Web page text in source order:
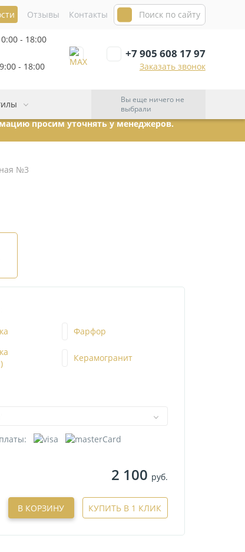
Отзывы Контакты
- 18:00
- 18:00
+7 905 608 17 97
Заказать звонок
Вы еще ничего не
выбрали
просим уточнять у менеджеров.
№3
Фарфор
Керамогранит
2 100 руб.
В КОРЗИНУ КУПИТЬ В 1 КЛИК